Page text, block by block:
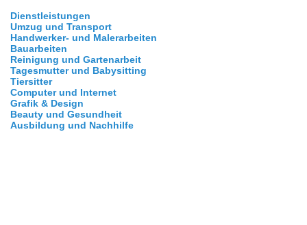
Dienstleistungen
Umzug und Transport
Handwerker- und Malerarbeiten
Bauarbeiten
Reinigung und Gartenarbeit
Tagesmutter und Babysitting
Tiersitter
Computer und Internet
Grafik & Design
Beauty und Gesundheit
Ausbildung und Nachhilfe